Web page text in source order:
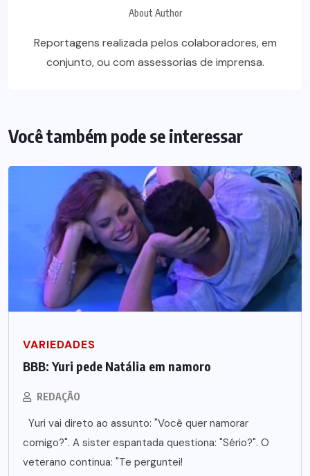
About Author
Reportagens realizada pelos colaboradores, em
conjunto, ou com assessorias de imprensa.
Você também pode se interessar
VARIEDADES
BBB: Yuri pede Natália em namoro
REDAÇÃO
Yuri vai direto ao assunto: "Você quer namorar
comigo?". A sister espantada questiona: "Sério?". O
veterano continua: "Te perguntei!